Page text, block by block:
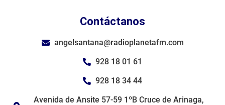
Contáctanos
angelsantana@radioplanetafm.com
928 18 01 61
928 18 34 44
Avenida de Ansite 57-59 1ºB Cruce de Arinaga,